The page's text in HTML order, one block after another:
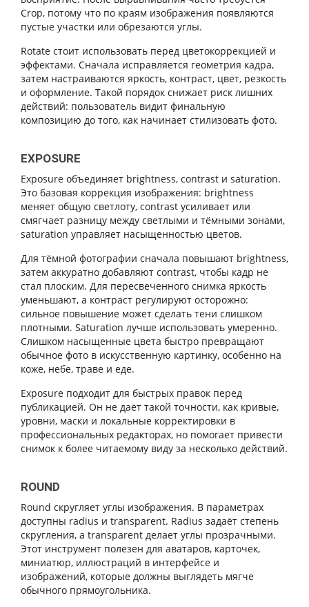
Crop, потому что по краям изображения появляются
пустые участки или обрезаются углы.
Rotate стоит использовать перед цветокоррекцией и
эффектами. Сначала исправляется геометрия кадра,
затем настраиваются яркость, контраст, цвет, резкость
и оформление. Такой порядок снижает риск лишних
действий: пользователь видит финальную
композицию до того, как начинает стилизовать фото.
EXPOSURE
Exposure объединяет brightness, contrast и saturation.
Это базовая коррекция изображения: brightness
меняет общую светлоту, contrast усиливает или
смягчает разницу между светлыми и тёмными зонами,
saturation управляет насыщенностью цветов.
Для тёмной фотографии сначала повышают brightness,
затем аккуратно добавляют contrast, чтобы кадр не
стал плоским. Для пересвеченного снимка яркость
уменьшают, а контраст регулируют осторожно:
сильное повышение может сделать тени слишком
плотными. Saturation лучше использовать умеренно.
Слишком насыщенные цвета быстро превращают
обычное фото в искусственную картинку, особенно на
коже, небе, траве и еде.
Exposure подходит для быстрых правок перед
публикацией. Он не даёт такой точности, как кривые,
уровни, маски и локальные корректировки в
профессиональных редакторах, но помогает привести
снимок к более читаемому виду за несколько действий.
ROUND
Round скругляет углы изображения. В параметрах
доступны radius и transparent. Radius задаёт степень
скругления, а transparent делает углы прозрачными.
Этот инструмент полезен для аватаров, карточек,
миниатюр, иллюстраций в интерфейсе и
изображений, которые должны выглядеть мягче
обычного прямоугольника.